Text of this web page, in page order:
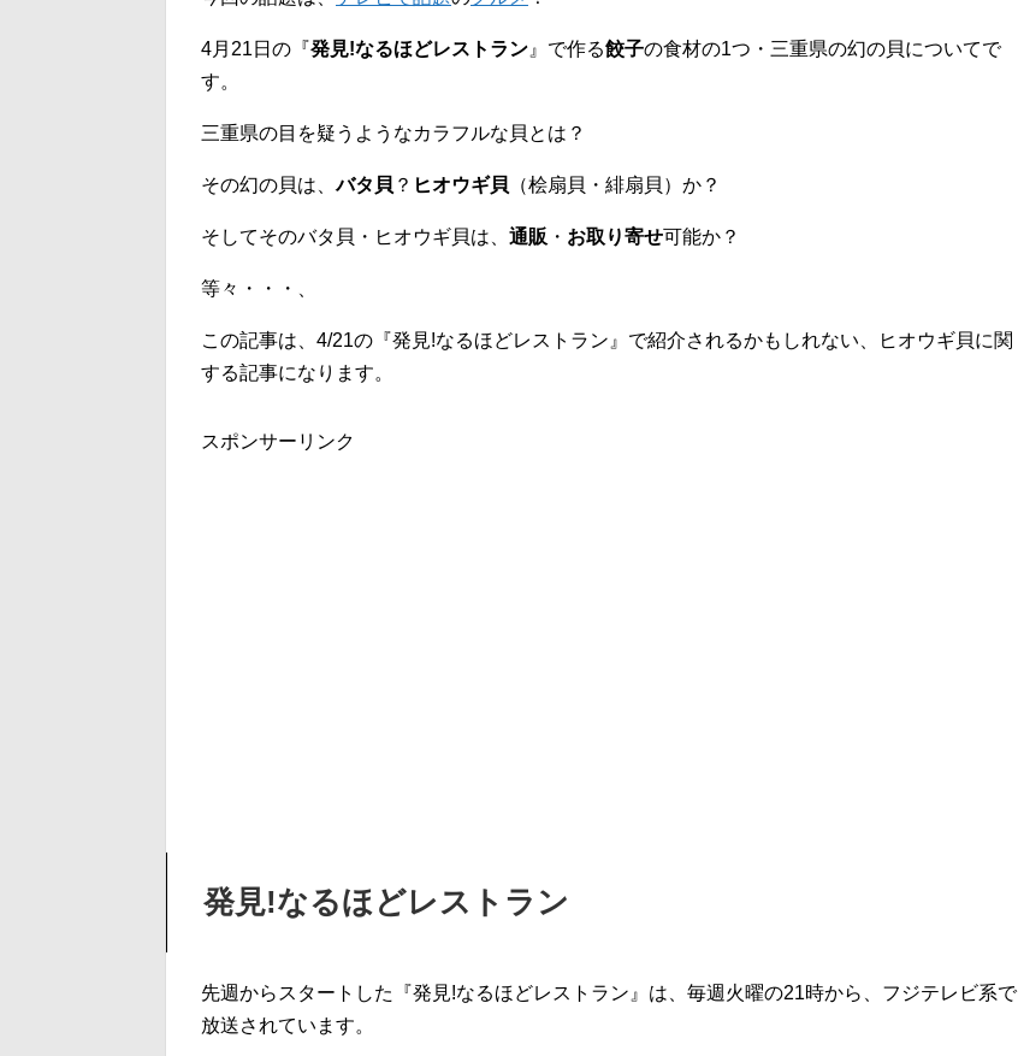
4月21日の『発見!なるほどレストラン 』で作る餃子の食材の1つ・三重県の幻の貝についてで
す。
三重県の目を疑うようなカラフルな貝とは？
その幻の貝は、バタ貝 ？ ヒオウギ貝 （桧扇貝・緋扇貝）か？
そしてそのバタ貝・ヒオウギ貝は、 通販 ・ お取り寄せ可能か？
等々・・・、
この記事は、4/21の『発見!なるほどレストラン』で紹介されるかもしれない、ヒオウギ貝に関
する記事になります。
スポンサーリンク
発見!なるほどレストラン
先週からスタートした『発見!なるほどレストラン』は、毎週火曜の21時から、フジテレビ系で
放送されています。